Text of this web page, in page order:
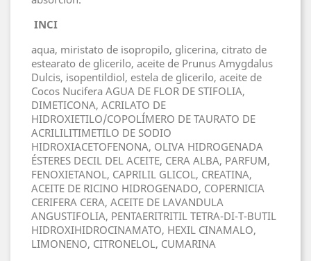
INCI
aqua, miristato de isopropilo, glicerina, citrato de
estearato de glicerilo, aceite de Prunus Amygdalus
Dulcis, isopentildiol, estela de glicerilo, aceite de
Cocos Nucifera AGUA DE FLOR DE STIFOLIA,
DIMETICONA, ACRILATO DE
HIDROXIETILO/COPOLÍMERO DE TAURATO DE
ACRILILITIMETILO DE SODIO
HIDROXIACETOFENONA, OLIVA HIDROGENADA
ÉSTERES DECIL DEL ACEITE, CERA ALBA, PARFUM,
FENOXIETANOL, CAPRILIL GLICOL, CREATINA,
ACEITE DE RICINO HIDROGENADO, COPERNICIA
CERIFERA CERA, ACEITE DE LAVANDULA
ANGUSTIFOLIA, PENTAERITRITIL TETRA-DI-T-BUTIL
HIDROXIHIDROCINAMATO, HEXIL CINAMALO,
LIMONENO, CITRONELOL, CUMARINA